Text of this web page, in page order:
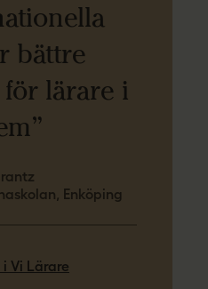
bättre
lärare i
Enköping
Vi Lärare